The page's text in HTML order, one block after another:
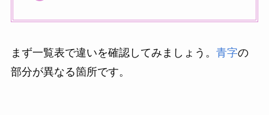
まず一覧表で違いを確認してみましょう。 青字の
部分が異なる箇所です。